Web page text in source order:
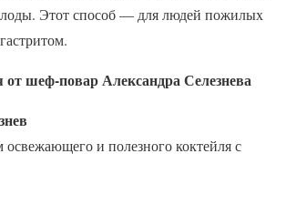
Этот способ — для людей пожилых
от шеф-повар Александра Селезнева
освежающего и полезного коктейля с